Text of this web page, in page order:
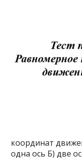
координат
одна ось Б) две